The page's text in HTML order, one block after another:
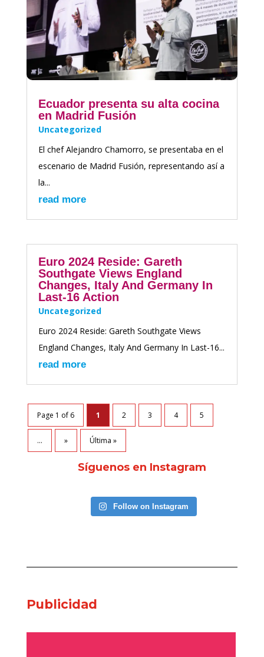
Ecuador presenta su alta cocina
en Madrid Fusión
Uncategorized
El chef Alejandro Chamorro, se presentaba en el
escenario de Madrid Fusión, representando así a
la...
read more
Euro 2024 Reside: Gareth
Southgate Views England
Changes, Italy And Germany In
Last-16 Action
Uncategorized
Euro 2024 Reside: Gareth Southgate Views
England Changes, Italy And Germany In Last-16...
read more
Page 1 of 6 1 2 3 4 5
... » Última »
Síguenos en Instagram
Follow on Instagram
Publicidad